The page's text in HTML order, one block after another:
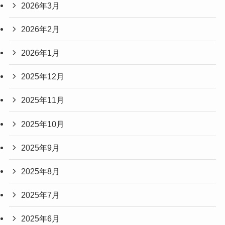
2026年3月
2026年2月
2026年1月
2025年12月
2025年11月
2025年10月
2025年9月
2025年8月
2025年7月
2025年6月